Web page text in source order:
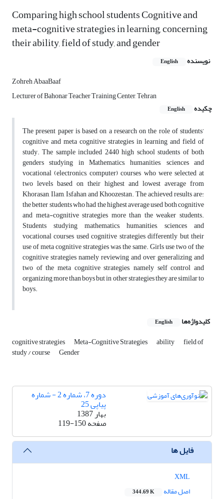
Comparing high school students Cognitive and
meta-cognitive strategies in learning, concerning
their ability, field of study, and gender
نویسنده English
Zohreh AbaaBaaf
Lecturer of Bahonar Teacher Training Center, Tehran
چکیده
English
The present paper is based on a research on the role of students’
cognitive and meta cognitive strategies in learning and field of
study. The sample included 2440 high school students of both
genders studying in Mathematics, humanities, sciences and
vocational (electronics, computer) courses who were selected at
two levels based on their highest and lowest average from
Khorasan, Ilam, Isfahan and Khoozestan. The achieved results are:
the better students who had the highest average used both cognitive
and meta-cognitive strategies more than the weaker students.
Students studying mathematics, humanities, sciences and
vocational courses used cognitive strategies differently but their
use of meta cognitive strategies was the same. Girls use two of the
cognitive strategies namely reviewing and over generalizing and
two of the meta cognitive strategies, namely self control and
organizing more than boys but in other strategies they are similar to
boys.
کلیدواژه‌ها English
cognitive strategies Meta-Cognitive Strategies ability field of
study / course Gender
دوره 7، شماره 2 - شماره
پیاپی 25
بهار 1387
صفحه119-150
فایل ها
اصل مقاله
344.69 K